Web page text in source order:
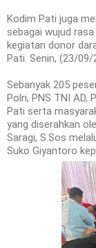
Kodim Pati juga
sebagai wujud
kegiatan donor
Pati. Senin, (23/09/
Sebanyak 205
Polri, PNS TNI AD,
Pati serta
yang diserahkan
Saragi, S.Sos
Suko Giyantoro